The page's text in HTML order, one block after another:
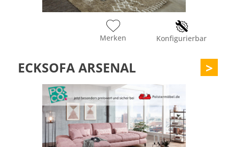
Merken Konfigurierbar
ECKSOFA ARSENAL >